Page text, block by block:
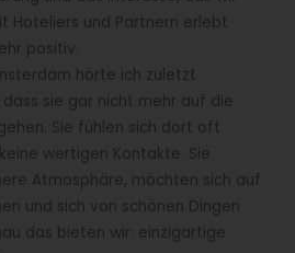
Hoteliers und Partnern erlebt
positiv.
hörte ich zuletzt
sie gar nicht mehr auf die
Sie fühlen sich dort oft
wertigen Kontakte. Sie
Atmosphäre, möchten sich auf
und sich von schönen Dingen
das bieten wir: einzigartige